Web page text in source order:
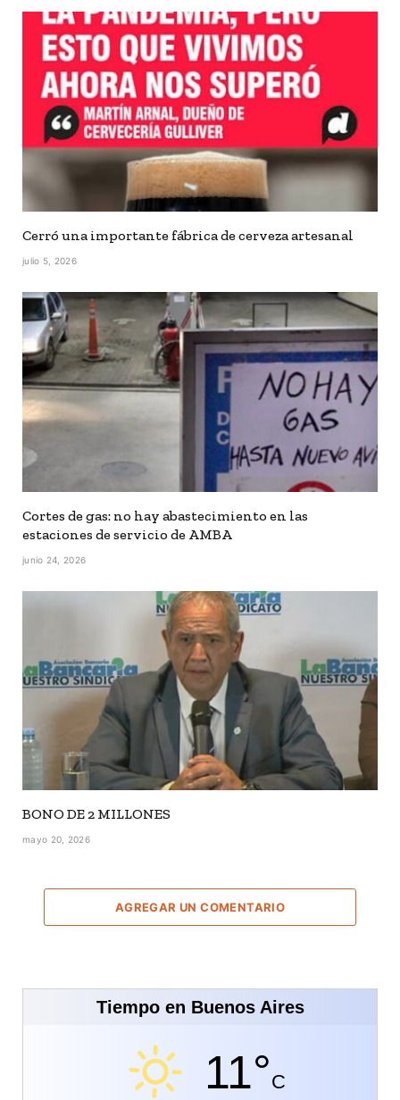
Cerró una importante fábrica de cerveza artesanal
julio 5, 2026
Cortes de gas: no hay abastecimiento en las
estaciones de servicio de AMBA
junio 24, 2026
BONO DE 2 MILLONES
mayo 20, 2026
AGREGAR UN COMENTARIO
Tiempo en Buenos Aires
11°C